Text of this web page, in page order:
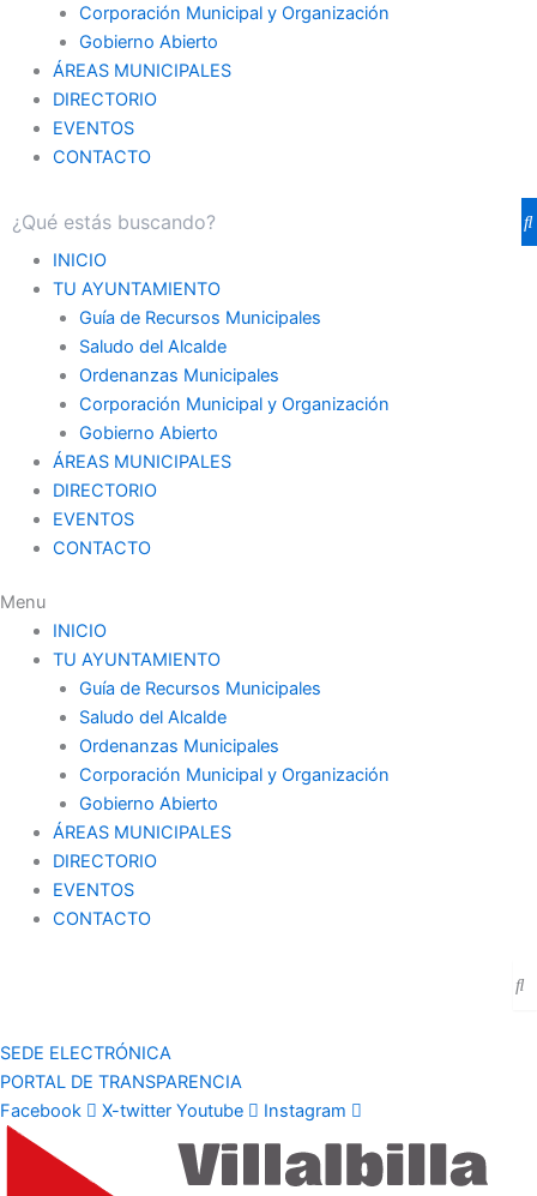
Corporación Municipal y Organización
Gobierno Abierto
ÁREAS MUNICIPALES
DIRECTORIO
EVENTOS
CONTACTO
INICIO
TU AYUNTAMIENTO
Guía de Recursos Municipales
Saludo del Alcalde
Ordenanzas Municipales
Corporación Municipal y Organización
Gobierno Abierto
ÁREAS MUNICIPALES
DIRECTORIO
EVENTOS
CONTACTO
Menu
INICIO
TU AYUNTAMIENTO
Guía de Recursos Municipales
Saludo del Alcalde
Ordenanzas Municipales
Corporación Municipal y Organización
Gobierno Abierto
ÁREAS MUNICIPALES
DIRECTORIO
EVENTOS
CONTACTO
SEDE ELECTRÓNICA
PORTAL DE TRANSPARENCIA
Facebook
X-twitter Youtube Instagram